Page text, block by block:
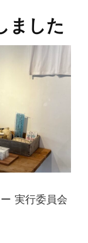
ました
実行委員会